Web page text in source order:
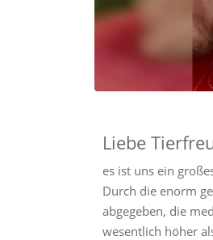
Liebe
es ist uns ein
Durch die enorm
abgegeben, die
wesentlich höher